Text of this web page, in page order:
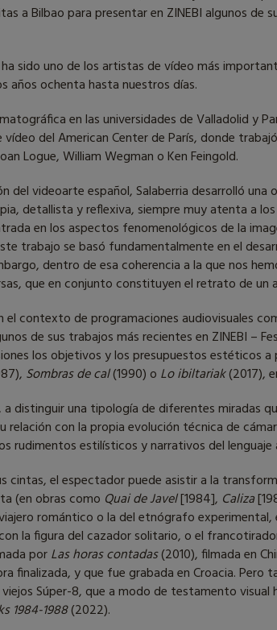
a Bilbao para presentar en ZINEBI algunos
sido uno de los artistas de vídeo más
años ochenta hasta nuestros días.
en las universidades de Valladolid y
del American Center de París, donde
Logue, William Wegman o Ken Feingold.
del videoarte español, Salaberria desarrolló
detallista y reflexiva, siempre muy atenta a
en los aspectos fenomenológicos de la
trabajo se basó fundamentalmente en el
dentro de esa coherencia a la que nos
que en conjunto constituyen el retrato de
contexto de programaciones audiovisuales
de sus trabajos más recientes en ZINEBI –
los objetivos y los presupuestos estéticos
Sombras de cal(1990) o Lo ibiltariak(2017),
distinguir una tipología de diferentes miradas
relación con la propia evolución técnica de
rudimentos estilísticos y narrativos del lenguaje
cintas, el espectador puede asistir a la
(en obras como Quai de Javel[1984], Caliza
romántico o la del etnógrafo experimental,
la figura del cazador solitario, o el
porLas horas contadas(2010), filmada en
finalizada, y que fue grabada en Croacia.
Súper-8, que a modo de testamento
1984-1988(2022).